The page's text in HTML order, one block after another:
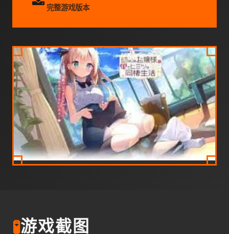
完整游戏版本
🧪游戏截图